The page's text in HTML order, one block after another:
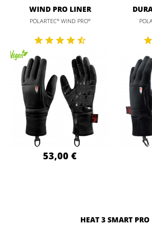
WIND PRO LINER
POLARTEC®WIND PRO®
53,00 €
HEAT 3 SMART PRO